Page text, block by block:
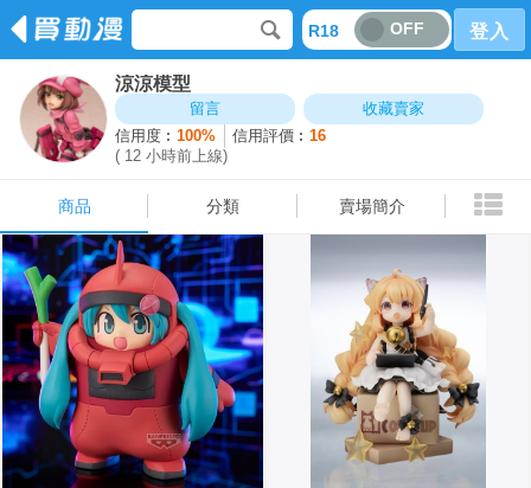
R18 OFF 登入
涼涼模型
留言
收藏賣家
信用度︰100% 信用評價︰16
( 12 小時前上線)
商品 分類 賣場簡介
商品